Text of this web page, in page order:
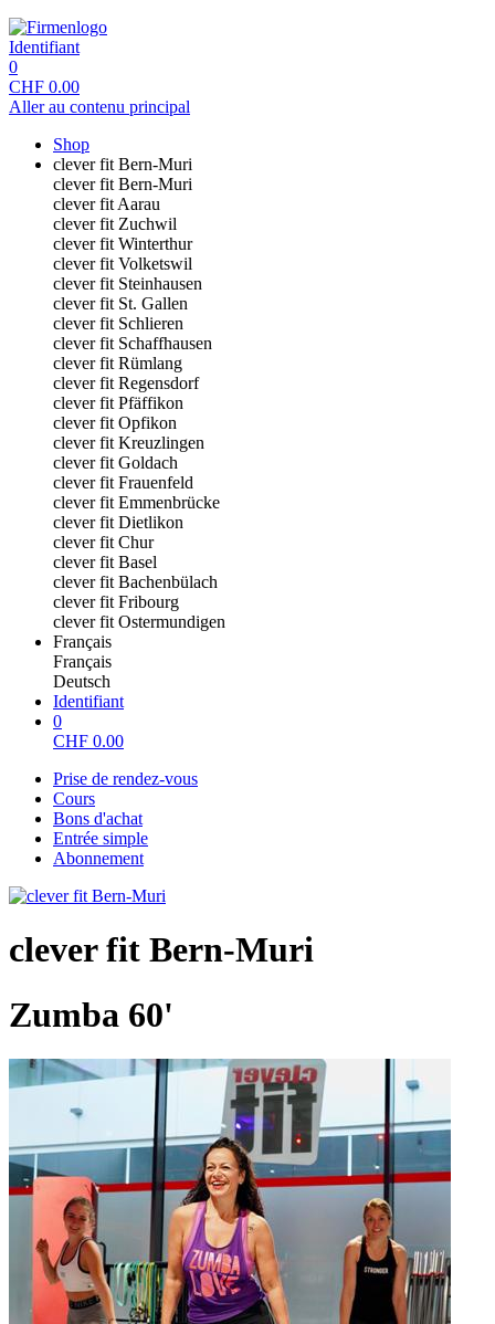
Identifiant
0
CHF 0.00
Aller au contenu principal
Shop
clever fit Bern-Muri
clever fit Bern-Muri
clever fit Aarau
clever fit Zuchwil
clever fit Winterthur
clever fit Volketswil
clever fit Steinhausen
clever fit St. Gallen
clever fit Schlieren
clever fit Schaffhausen
clever fit Rümlang
clever fit Regensdorf
clever fit Pfäffikon
clever fit Opfikon
clever fit Kreuzlingen
clever fit Goldach
clever fit Frauenfeld
clever fit Emmenbrücke
clever fit Dietlikon
clever fit Chur
clever fit Basel
clever fit Bachenbülach
clever fit Fribourg
clever fit Ostermundigen
Français
Français
Deutsch
Identifiant
0
CHF 0.00
Prise de rendez-vous
Cours
Bons d'achat
Entrée simple
Abonnement
clever fit Bern-Muri
Zumba 60'